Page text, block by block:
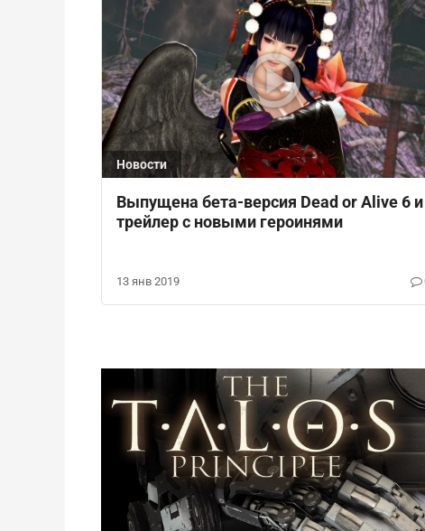
Новости
Выпущена бета-версия Dead or Alive 6 и
трейлер с новыми героинями
13 янв 2019